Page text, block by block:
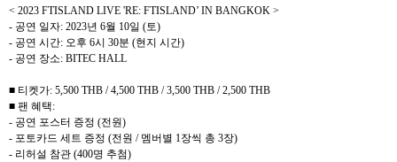
< 2023 FTISLAND LIVE 'RE: FTISLAND’ IN BANGKOK >
- 공연 일자: 2023년 6월 10일 (토)
- 공연 시간: 오후 6시 30분 (현지 시간)
- 공연 장소: BITEC HALL
■ 티켓가: 5,500 THB / 4,500 THB / 3,500 THB / 2,500 THB
■ 팬 혜택:
- 공연 포스터 증정 (전원)
- 포토카드 세트 증정 (전원 / 멤버별 1장씩 총 3장)
- 리허설 참관 (400명 추첨)